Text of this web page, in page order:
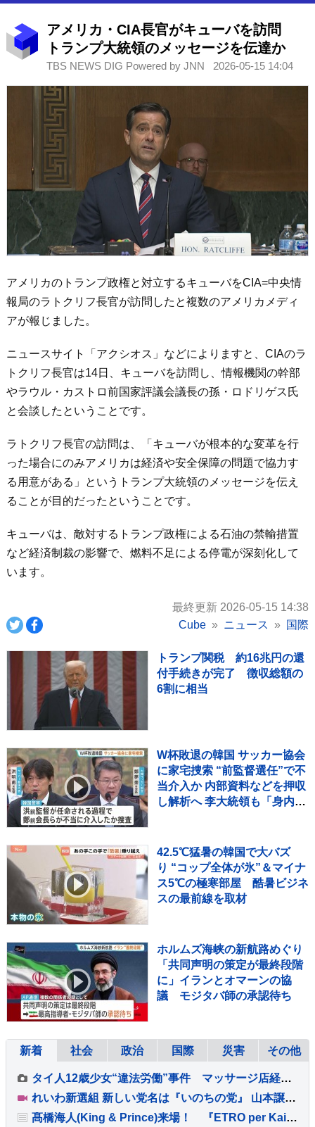
アメリカ・CIA長官がキューバを訪問
トランプ大統領のメッセージを伝達か
TBS NEWS DIG Powered by JNN 2026-05-15 14:04
アメリカのトランプ政権と対立するキューバをCIA=中央情
報局のラトクリフ長官が訪問したと複数のアメリカメディ
アが報じました。
ニュースサイト「アクシオス」などによりますと、CIAのラ
トクリフ長官は14日、キューバを訪問し、情報機関の幹部
やラウル・カストロ前国家評議会議長の孫・ロドリゲス氏
と会談したということです。
ラトクリフ長官の訪問は、「キューバが根本的な変革を行
った場合にのみアメリカは経済や安全保障の問題で協力す
る用意がある」というトランプ大統領のメッセージを伝え
ることが目的だったということです。
キューバは、敵対するトランプ政権による石油の禁輸措置
など経済制裁の影響で、燃料不足による停電が深刻化して
います。
最終更新 2026-05-15 14:38
Cube
ニュース 国際
トランプ関税 約16兆円の還
付手続きが完了 徴収総額の
6割に相当
W杯敗退の韓国 サッカー協会
に家宅捜索 “前監督選任”で不
当介入か 内部資料などを押収
し解析へ 李大統領も「身内重
42.5℃猛暑の韓国で大バズ
り “コップ全体が氷”＆マイナ
ス5℃の極寒部屋 酷暑ビジネ
スの最前線を取材
ホルムズ海峡の新航路めぐり
「共同声明の策定が最終段階
に」イランとオマーンの協
議 モジタバ師の承認待ち
新着 社会 政治 国際 災害 その他
タイ人12歳少女“違法労働”事件 マッサージ店経営の52歳男に拘禁刑6年、罰金200万円求刑 弁護側は無罪主張
れいわ新選組 新しい党名は『いのちの党』 山本譲司新代表はれいわ新選組の政策引き継ぐ考え
髙橋海人(King & Prince)来場！ 『ETRO per Kaito Takahashi』ポップアップストア 【東京＆大阪】で同時開催中！！